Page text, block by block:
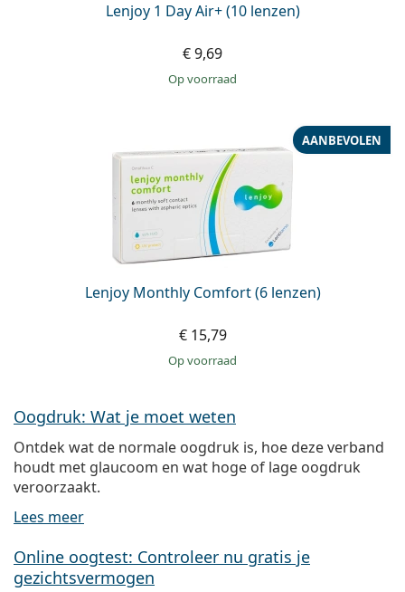
Lenjoy 1 Day Air+ (10 lenzen)
€ 9,69
op voorraad
Lenjoy Monthly Comfort (6 lenzen)
AANBEVOLEN
€ 15,79
op voorraad
Oogdruk: Wat je moet weten
Ontdek wat de normale oogdruk is, hoe deze verband
houdt met glaucoom en wat hoge of lage oogdruk
veroorzaakt.
Lees meer
Online oogtest: Controleer nu gratis je
gezichtsvermogen